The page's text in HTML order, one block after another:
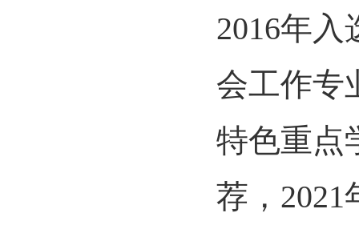
2016年入
会工作专
特色重点
荐，